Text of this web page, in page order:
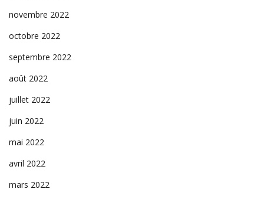
novembre 2022
octobre 2022
septembre 2022
août 2022
juillet 2022
juin 2022
mai 2022
avril 2022
mars 2022